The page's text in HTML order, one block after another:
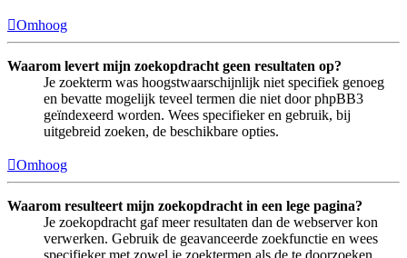
Omhoog
Waarom levert mijn zoekopdracht geen resultaten op?
Je zoekterm was hoogstwaarschijnlijk niet specifiek genoeg
en bevatte mogelijk teveel termen die niet door phpBB3
geïndexeerd worden. Wees specifieker en gebruik, bij
uitgebreid zoeken, de beschikbare opties.
Omhoog
Waarom resulteert mijn zoekopdracht in een lege pagina?
Je zoekopdracht gaf meer resultaten dan de webserver kon
verwerken. Gebruik de geavanceerde zoekfunctie en wees
specifieker met zowel je zoektermen als de te doorzoeken